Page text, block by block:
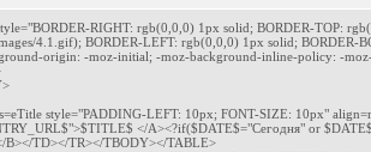
RIGHT: rgb(0,0,0) 1px solid; BORDER-TOP:
4.1.gif); BORDER-LEFT: rgb(0,0,0) 1px solid;
origin: -moz-initial; -moz-background-inline-policy: -
style="PADDING-LEFT: 10px; FONT-SIZE: 10px"
</A><?if($DATE$="Сегодня" or
B></TD></TR></TBODY></TABLE>